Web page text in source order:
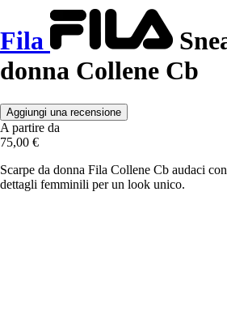
Fila
donna Collene Cb
Aggiungi una recensione
A partire da
75,00 €
Scarpe da donna Fila Collene Cb audaci
dettagli femminili per un look unico.